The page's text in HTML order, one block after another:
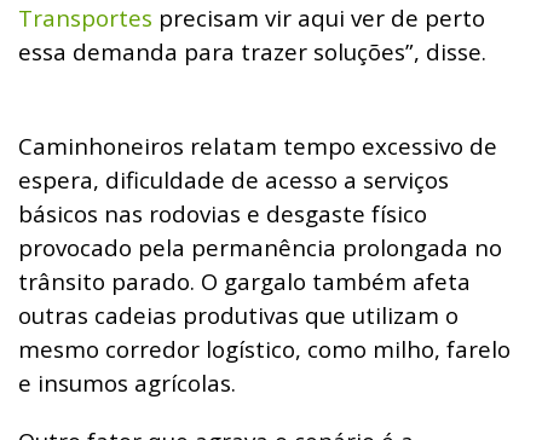
Transportes precisam vir aqui ver de perto
essa demanda para trazer soluções”, disse.
Caminhoneiros relatam tempo excessivo de
espera, dificuldade de acesso a serviços
básicos nas rodovias e desgaste físico
provocado pela permanência prolongada no
trânsito parado. O gargalo também afeta
outras cadeias produtivas que utilizam o
mesmo corredor logístico, como milho, farelo
e insumos agrícolas.